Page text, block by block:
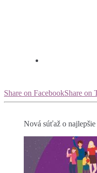
Share on FacebookShare on
Nová súťaž o